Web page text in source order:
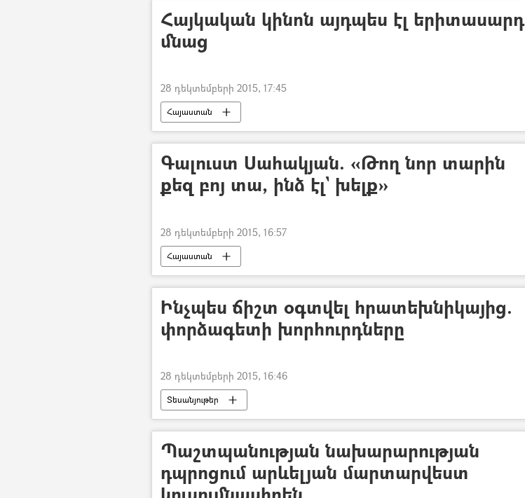
Հայկական կինոն այդպես էլ երիտասարդ
մնաց
28 դեկտեմբերի 2015, 17:45
Հայաստան
Գալուստ Սահակյան. «Թող նոր տարին
քեզ բոյ տա, ինձ էլ` խելք»
28 դեկտեմբերի 2015, 16:57
Հայաստան
Ինչպես ճիշտ օգտվել հրատեխնիկայից.
փորձագետի խորհուրդները
28 դեկտեմբերի 2015, 16:46
Տեսանյութեր
Պաշտպանության նախարարության
դպրոցում արևելյան մարտարվեստ